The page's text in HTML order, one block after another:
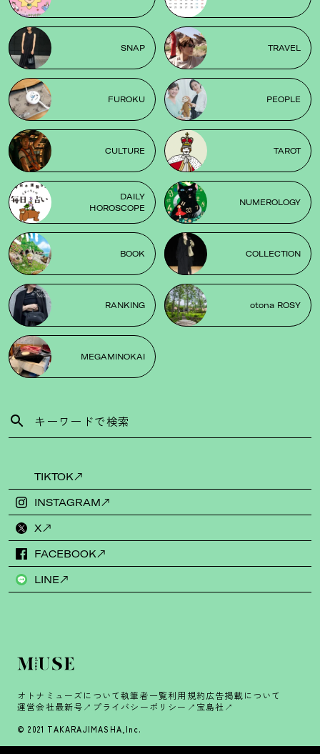
SNAP TRAVEL
FUROKU PEOPLE
CULTURE TAROT
DAILY
HOROSCOPE
NUMEROLOGY
BOOK COLLECTION
RANKING otona ROSY
MEGAMINOKAI
TIKTOK
INSTAGRAM
X
FACEBOOK
LINE
オトナミューズについて執筆者一覧利用規約広告掲載について
運営会社最新号 プライバシーポリシー 宝島社
© 2021 TAKARAJIMASHA,Inc.